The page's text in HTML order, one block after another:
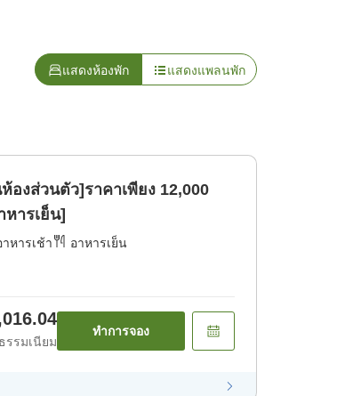
แสดงห้องพัก แสดงแพลนพัก
องส่วนตัว]ราคาเพียง 12,000
ารเย็น]
าหารเช้า อาหารเย็น
รรมเนียม
ทำการจอง